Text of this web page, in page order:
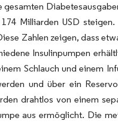
gesamten
Milliarden USD
Zahlen zeigen, dass
Insulinpumpen
Schlauch und einem
und über ein
drahtlos von einem
aus ermöglicht. Die